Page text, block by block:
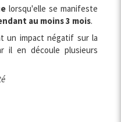
lorsqu'elle se manifeste
au moins 3 mois.
un impact négatif sur la
il en découle plusieurs